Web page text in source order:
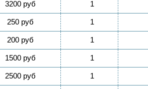
3200 руб 1
250 руб 1
200 руб 1
1500 руб 1
2500 руб 1